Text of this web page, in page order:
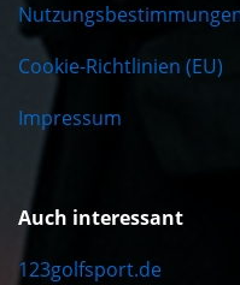
Cookie-Richtlinien (EU)
Impressum
Auch interessant
123golfsport.de